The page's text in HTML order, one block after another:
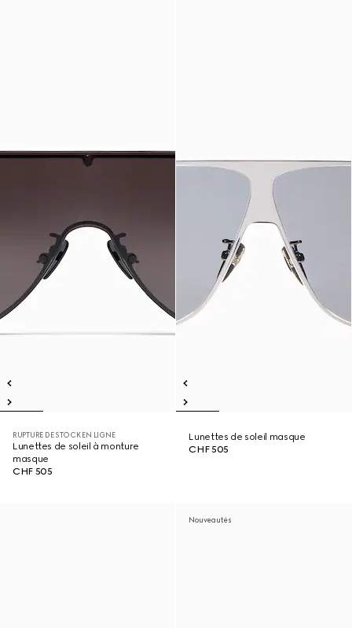
RUPTURE DE STOCK EN LIGNE
Lunettes de soleil à monture
masque
CHF 505
Lunettes de soleil masque
CHF 505
Nouveautés